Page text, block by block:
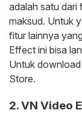
adalah satu dari
maksud. Untuk
fitur lainnya
Effect ini bisa
Untuk download
Store.
2. VN Video